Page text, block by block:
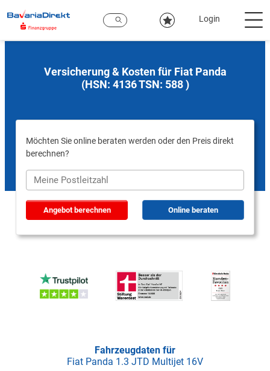
Hauptinhalt
Login
Versicherung & Kosten für Fiat Panda
(HSN: 4136 TSN: 588 )
Möchten Sie online beraten werden oder den Preis direkt
berechnen?
Angebot berechnen Online beraten
Fahrzeugdaten für
Fiat Panda 1.3 JTD Multijet 16V